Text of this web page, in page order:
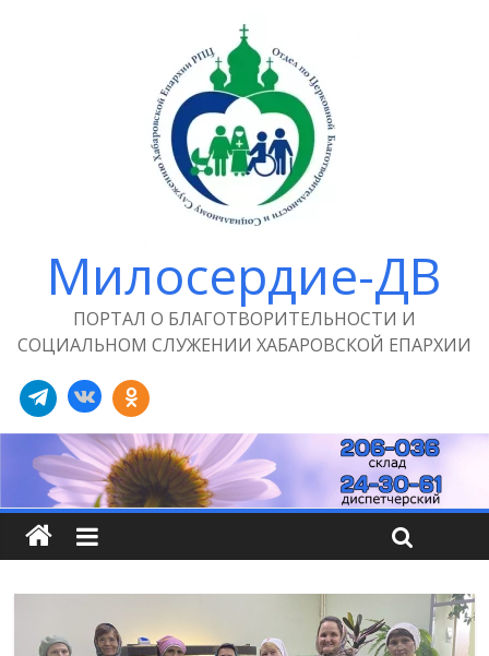
Милосердие-ДВ
ПОРТАЛ О БЛАГОТВОРИТЕЛЬНОСТИ И
СОЦИАЛЬНОМ СЛУЖЕНИИ ХАБАРОВСКОЙ ЕПАРХИИ